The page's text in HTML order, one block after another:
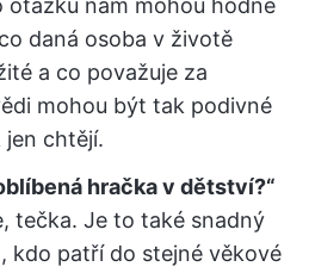
otázku nám mohou hodně
daná osoba v životě
a co považuje za
mohou být tak podivné
jen chtějí.
hračka v dětství?“
tečka. Je to také snadný
kdo patří do stejné věkové